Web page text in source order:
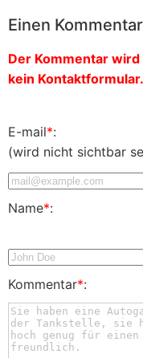
Einen
Der Kommentar
kein Kontaktformular.
E-mail*:
(wird nicht sichtbar
Name*:
Kommentar*: